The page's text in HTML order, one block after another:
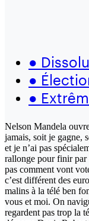
●
●
●
Nelson Mandela
jamais, soit je gagne,
et je n’ai pas
rallonge pour finir par
pas comment vont
c’est différent des
malins à la télé ben
vous et moi. On
regardent pas trop la